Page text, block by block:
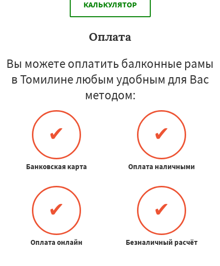
КАЛЬКУЛЯТОР
Оплата
Вы можете оплатить балконные рамы
в Томилине любым удобным для Вас
методом:
✔
Банковская карта
✔
Оплата наличными
✔
Оплата онлайн
✔
Безналичный расчёт